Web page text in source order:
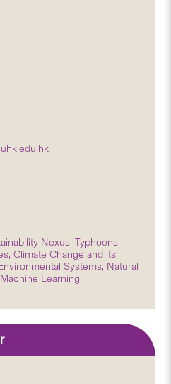
Nexus, Typhoons,
Climate Change and its
Systems, Natural
Learning